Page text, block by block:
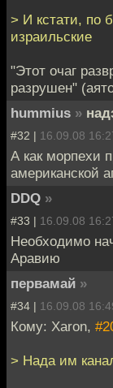
> И кстати, по
израильские
"Этот очаг
разрушен"
hummius »
#32 | 16.09.08
А как морпехи
американской
DDQ »
#33 | 16.09.08
Необходимо
Аравию
первамай »
#34 | 16.09.08
Кому: Xaron,
> Нада им